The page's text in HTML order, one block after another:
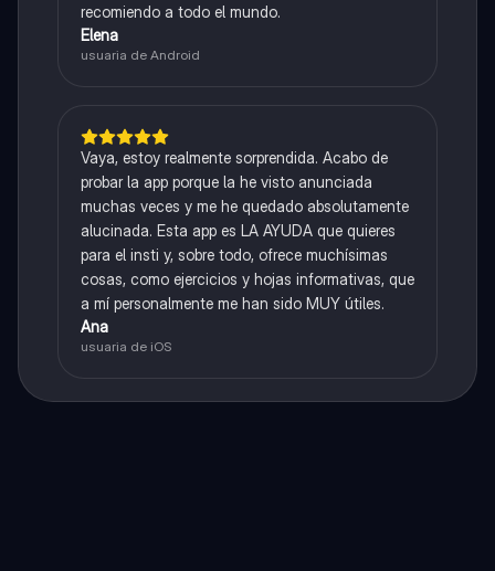
recomiendo a todo el mundo.
Elena
usuaria de Android
Vaya, estoy realmente sorprendida. Acabo de
probar la app porque la he visto anunciada
muchas veces y me he quedado absolutamente
alucinada. Esta app es LA AYUDA que quieres
para el insti y, sobre todo, ofrece muchísimas
cosas, como ejercicios y hojas informativas, que
a mí personalmente me han sido MUY útiles.
Ana
usuaria de iOS